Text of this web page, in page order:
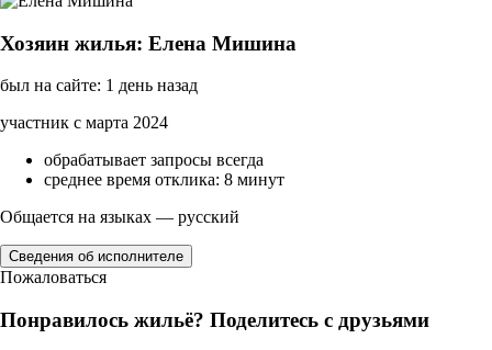
Хозяин жилья: Елена Мишина
был на сайте: 1 день назад
участник с марта 2024
обрабатывает запросы всегда
среднее время отклика: 8 минут
Общается на языках — русский
Сведения об исполнителе
Пожаловаться
Понравилось жильё? Поделитесь с друзьями